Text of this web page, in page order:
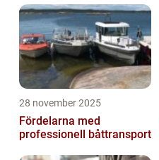
28 november 2025
Fördelarna med
professionell båttransport